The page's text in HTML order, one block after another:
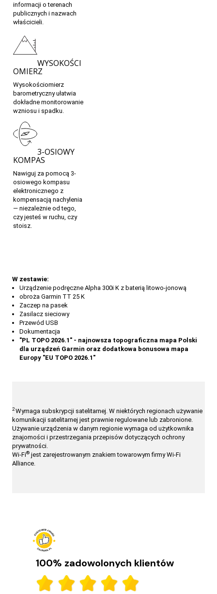
informacji o terenach
publicznych i nazwach
właścicieli.
WYSOKOŚCI
OMIERZ
Wysokościomierz
barometryczny ułatwia
dokładne monitorowanie
wzniosu i spadku.
3-OSIOWY
KOMPAS
Nawiguj za pomocą 3-
osiowego kompasu
elektronicznego z
kompensacją nachylenia
— niezależnie od tego,
czy jesteś w ruchu, czy
stoisz.
W zestawie:
Urządzenie podręczne Alpha 300i K z baterią litowo-jonową
obroża Garmin TT 25 K
Zaczep na pasek
Zasilacz sieciowy
Przewód USB
Dokumentacja
"PL TOPO 2026.1" - najnowsza topograficzna mapa Polski
dla urządzeń Garmin oraz dodatkowa bonusowa mapa
Europy "EU TOPO 2026.1"
2Wymaga subskrypcji satelitarnej. W niektórych regionach używanie
komunikacji satelitarnej jest prawnie regulowane lub zabronione.
Używanie urządzenia w danym regionie wymaga od użytkownika
znajomości i przestrzegania przepisów dotyczących ochrony
prywatności.
Wi-Fi® jest zarejestrowanym znakiem towarowym firmy Wi-Fi
Alliance.
100% zadowolonych klientów